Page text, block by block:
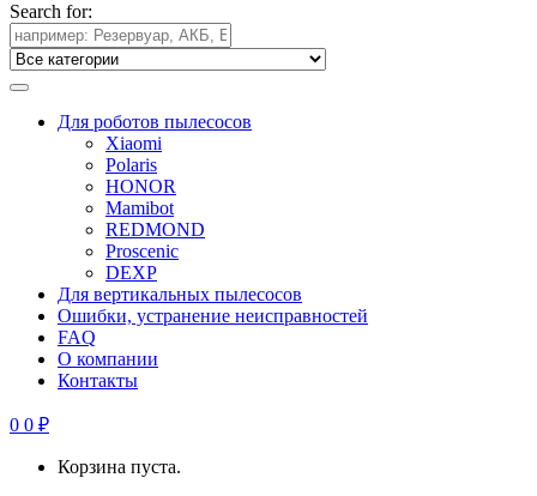
Search for:
Для роботов пылесосов
Xiaomi
Polaris
HONOR
Mamibot
REDMOND
Proscenic
DEXP
Для вертикальных пылесосов
Ошибки, устранение неисправностей
FAQ
О компании
Контакты
0 0 ₽
Корзина пуста.